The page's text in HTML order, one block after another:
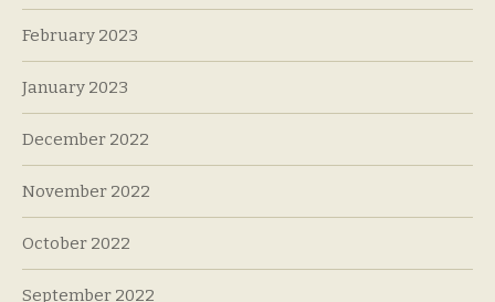
February 2023
January 2023
December 2022
November 2022
October 2022
September 2022